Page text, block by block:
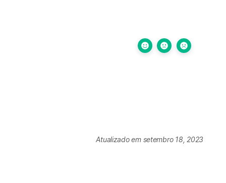
Atualizado em setembro 18, 2023